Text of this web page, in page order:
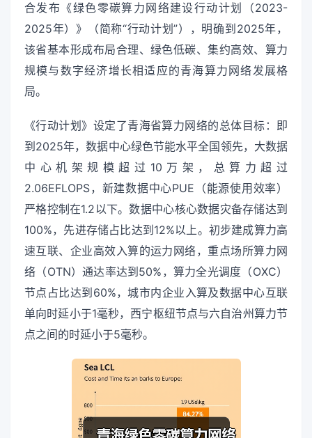
合发布《绿色零碳算力网络建设行动计划（2023-
2025年）》（简称“行动计划”），明确到2025年，
该省基本形成布局合理、绿色低碳、集约高效、算力
规模与数字经济增长相适应的青海算力网络发展格
局。
《行动计划》设定了青海省算力网络的总体目标：即
到2025年，数据中心绿色节能水平全国领先，大数据
中心机架规模超过10万架，总算力超过
2.06EFLOPS，新建数据中心PUE（能源使用效率）
严格控制在1.2以下。数据中心核心数据灾备存储达到
100%，先进存储占比达到12%以上。初步建成算力高
速互联、企业高效入算的运力网络，重点场所算力网
络（OTN）通达率达到50%，算力全光调度（OXC）
节点占比达到60%，城市内企业入算及数据中心互联
单向时延小于1毫秒，西宁枢纽节点与六自治州算力节
点之间的时延小于5毫秒。